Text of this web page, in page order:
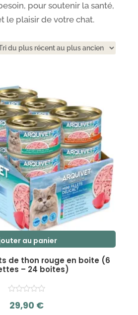
pour soutenir la santé,
le plaisir de votre chat.
au panier
de thon rouge en boite (6
– 24 boites)
29,90 €